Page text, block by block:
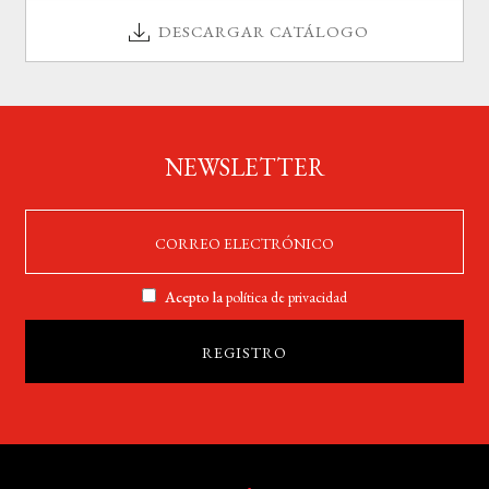
DESCARGAR CATÁLOGO
NEWSLETTER
Acepto lapolítica de privacidad